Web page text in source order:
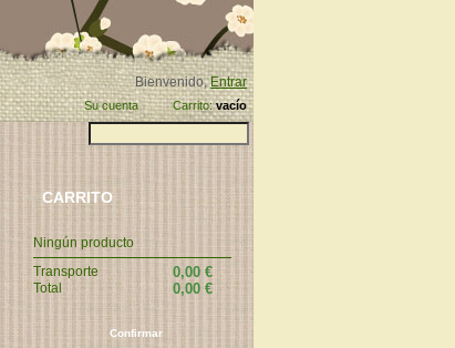
Bienvenido,Entrar
Carrito: vacío
Su cuenta
CARRITO
Ningún producto
Transporte
0,00 €
Total 0,00 €
Confirmar